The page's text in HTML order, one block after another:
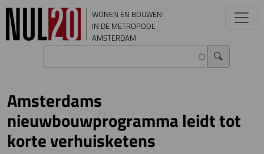
Overslaan en naar de inhoud gaan
WONEN EN BOUWEN
IN DE METROPOOL
AMSTERDAM
Amsterdams
nieuwbouwprogramma leidt tot
korte verhuisketens